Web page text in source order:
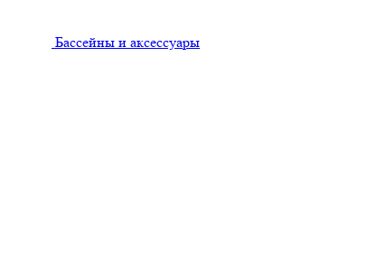
Бассейны и аксессуары